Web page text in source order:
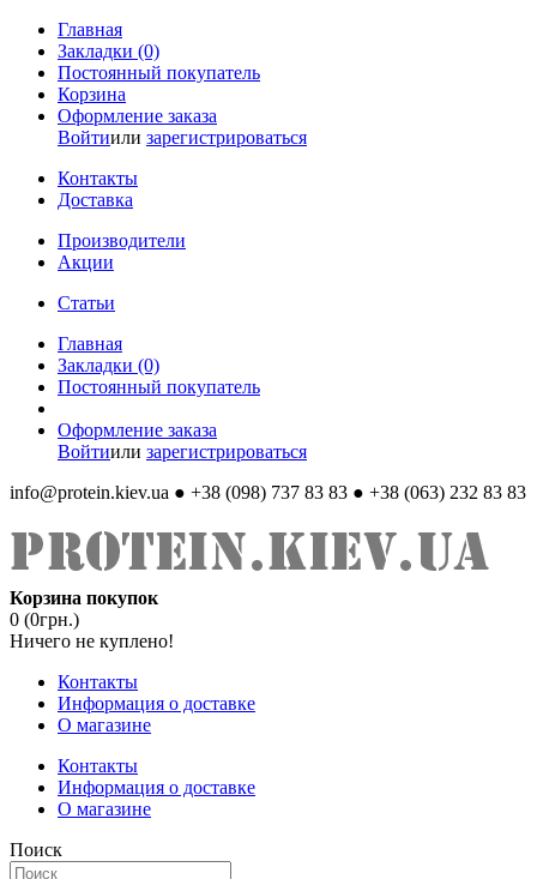
Главная
Закладки (0)
Постоянный покупатель
Корзина
Оформление заказа
Войтиили зарегистрироваться
Контакты
Доставка
Производители
Акции
Статьи
Главная
Закладки (0)
Постоянный покупатель
Оформление заказа
Войтиили зарегистрироваться
info@protein.kiev.ua ● +38 (098) 737 83 83 ● +38 (063) 232 83 83
Корзина покупок
0 (0грн.)
Ничего не куплено!
Контакты
Информация о доставке
О магазине
Контакты
Информация о доставке
О магазине
Поиск